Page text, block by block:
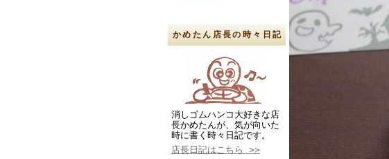
かめたん店長の時々日記
消しゴムハンコ大好きな店
長かめたんが、気が向いた
時に書く時々日記です。
店長日記はこちら >>